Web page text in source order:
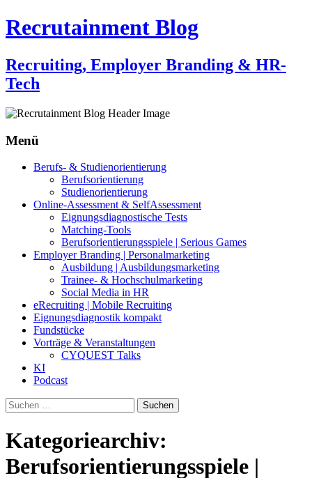
Recrutainment Blog
Recruiting, Employer Branding & HR-
Tech
Menü
Zum
Berufs- & Studienorientierung
Berufsorientierung
Studienorientierung
Online-Assessment & SelfAssessment
Eignungsdiagnostische Tests
Matching-Tools
Berufsorientierungsspiele | Serious Games
Employer Branding | Personalmarketing
Ausbildung | Ausbildungsmarketing
Trainee- & Hochschulmarketing
Social Media in HR
eRecruiting | Mobile Recruiting
Eignungsdiagnostik kompakt
Fundstücke
Vorträge & Veranstaltungen
CYQUEST Talks
KI
Podcast
Suchen
nach:
Kategoriearchiv:
Berufsorientierungsspiele |